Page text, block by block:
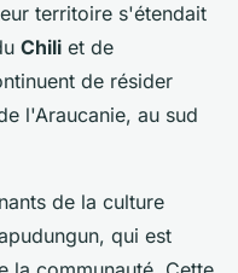
territoire s'étendait
Chili et de
de résider
l'Araucanie, au sud
de la culture
qui est